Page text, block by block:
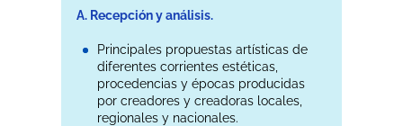
A. Recepción y análisis.
Principales propuestas artísticas de
diferentes corrientes estéticas,
procedencias y épocas producidas
por creadores y creadoras locales,
regionales y nacionales.